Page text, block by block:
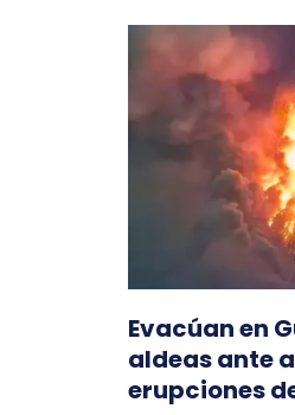
Evacúan en
aldeas ante
erupciones